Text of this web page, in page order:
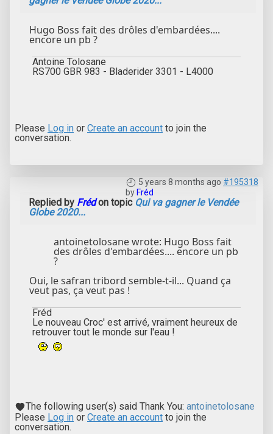
Hugo Boss fait des drôles d'embardées....
encore un pb ?
Antoine Tolosane
RS700 GBR 983 - Bladerider 3301 - L4000
Please Log in or Create an account to join the
conversation.
5 years 8 months ago #195318
by Fréd
Replied by Frédon topic Qui va gagner le Vendée
Globe 2020...
antoinetolosane wrote: Hugo Boss fait
des drôles d'embardées.... encore un pb
?
Oui, le safran tribord semble-t-il... Quand ça
veut pas, ça veut pas !
Fréd
Le nouveau Croc' est arrivé, vraiment heureux de
retrouver tout le monde sur l'eau !
The following user(s) said Thank You: antoinetolosane
Please Log in or Create an account to join the
conversation.